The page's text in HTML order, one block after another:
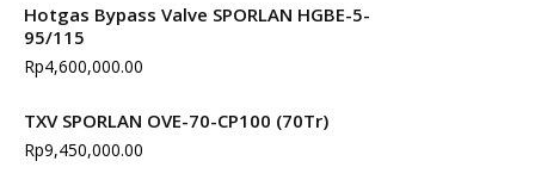
Hotgas Bypass Valve SPORLAN HGBE-5-
95/115
Rp4,600,000.00
TXV SPORLAN OVE-70-CP100 (70Tr)
Rp9,450,000.00